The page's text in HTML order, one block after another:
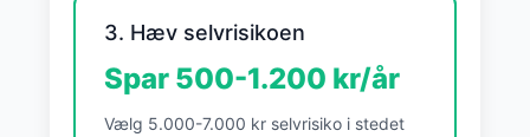
3. Hæv selvrisikoen
Spar 500-1.200 kr/år
Vælg 5.000-7.000 kr selvrisiko i stedet